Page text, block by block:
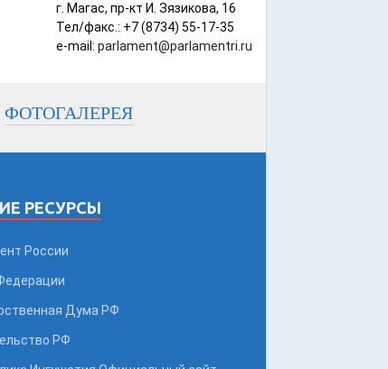
г. Магас, пр-кт И. Зязикова, 16
Тел/факс.: +7 (8734) 55-17-35
e-mail: parlament@parlamentri.ru
ФОТОГАЛЕРЕЯ
РЕСУРСЫ
России
Дума РФ
РФ